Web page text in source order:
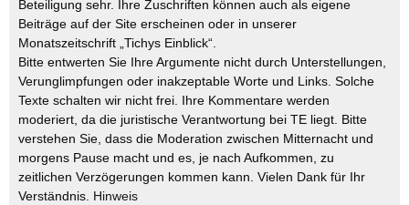
Beteiligung sehr. Ihre Zuschriften können auch als eigene
Beiträge auf der Site erscheinen oder in unserer
Monatszeitschrift „Tichys Einblick“.
Bitte entwerten Sie Ihre Argumente nicht durch Unterstellungen,
Verunglimpfungen oder inakzeptable Worte und Links. Solche
Texte schalten wir nicht frei. Ihre Kommentare werden
moderiert, da die juristische Verantwortung bei TE liegt. Bitte
verstehen Sie, dass die Moderation zwischen Mitternacht und
morgens Pause macht und es, je nach Aufkommen, zu
zeitlichen Verzögerungen kommen kann. Vielen Dank für Ihr
Verständnis. Hinweis